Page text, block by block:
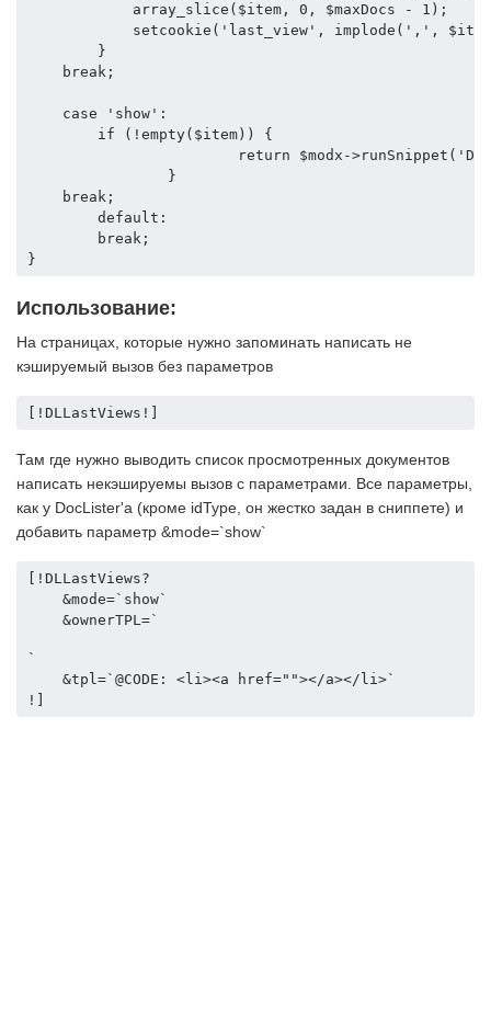
            array_slice($item, 0, $maxDocs - 1);
setcookie('last_view', implode(',',
        }
    break;
    case 'show':
        if (!empty($item)) {
return $modx-
                }
    break;
        default:
        break;
Использование:
На страницах, которые нужно запоминать написать не
кэшируемый вызов без параметров
[!DLLastViews!]
Там где нужно выводить список просмотренных документов
написать некэшируемы вызов с параметрами. Все параметры,
как у DocLister'а (кроме idType, он жестко задан в сниппете) и
добавить параметр &mode=`show`
[!DLLastViews?
    &mode=`show`
    &ownerTPL=`
`
    &tpl=`@CODE: <li><a href=""></a></li>`